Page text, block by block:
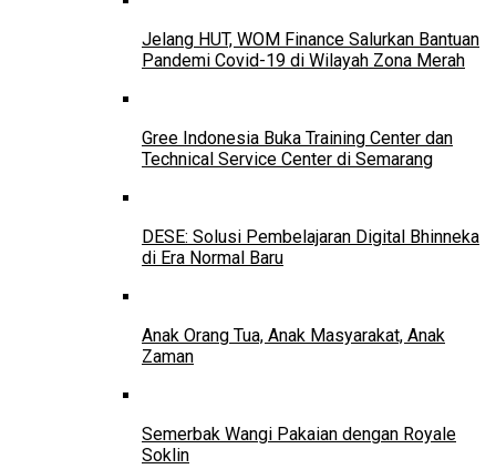
Jelang HUT, WOM Finance Salurkan Bantuan
Pandemi Covid-19 di Wilayah Zona Merah
Gree Indonesia Buka Training Center dan
Technical Service Center di Semarang
DESE: Solusi Pembelajaran Digital Bhinneka
di Era Normal Baru
Anak Orang Tua, Anak Masyarakat, Anak
Zaman
Semerbak Wangi Pakaian dengan Royale
Soklin